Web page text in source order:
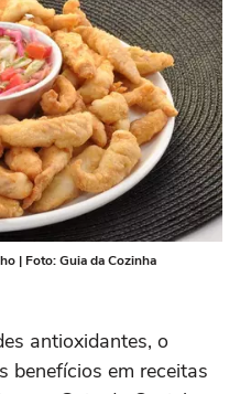
| Foto: Guia da Cozinha
antioxidantes, o
benefícios em receitas